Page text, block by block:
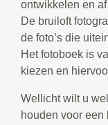
ontwikkelen en
De bruiloft
de foto’s die
Het fotoboek is
kiezen en
Wellicht wilt u
houden voor een